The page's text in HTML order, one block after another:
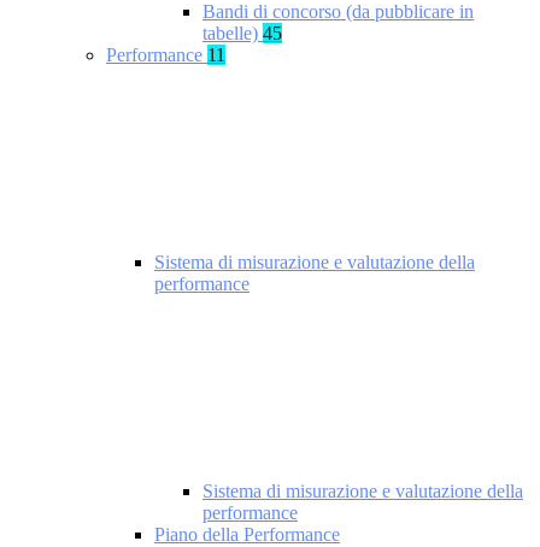
Bandi di concorso (da pubblicare in
tabelle) 45
Performance 11
Sistema di misurazione e valutazione della
performance
Sistema di misurazione e valutazione della
performance
Piano della Performance